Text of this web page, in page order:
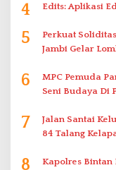
4 Edits: Aplikasi
5
Perkuat
Jambi Gelar
6
MPC Pemuda
Seni Budaya Di
7
Jalan Santai
84 Talang
8
Kapolres Bintan